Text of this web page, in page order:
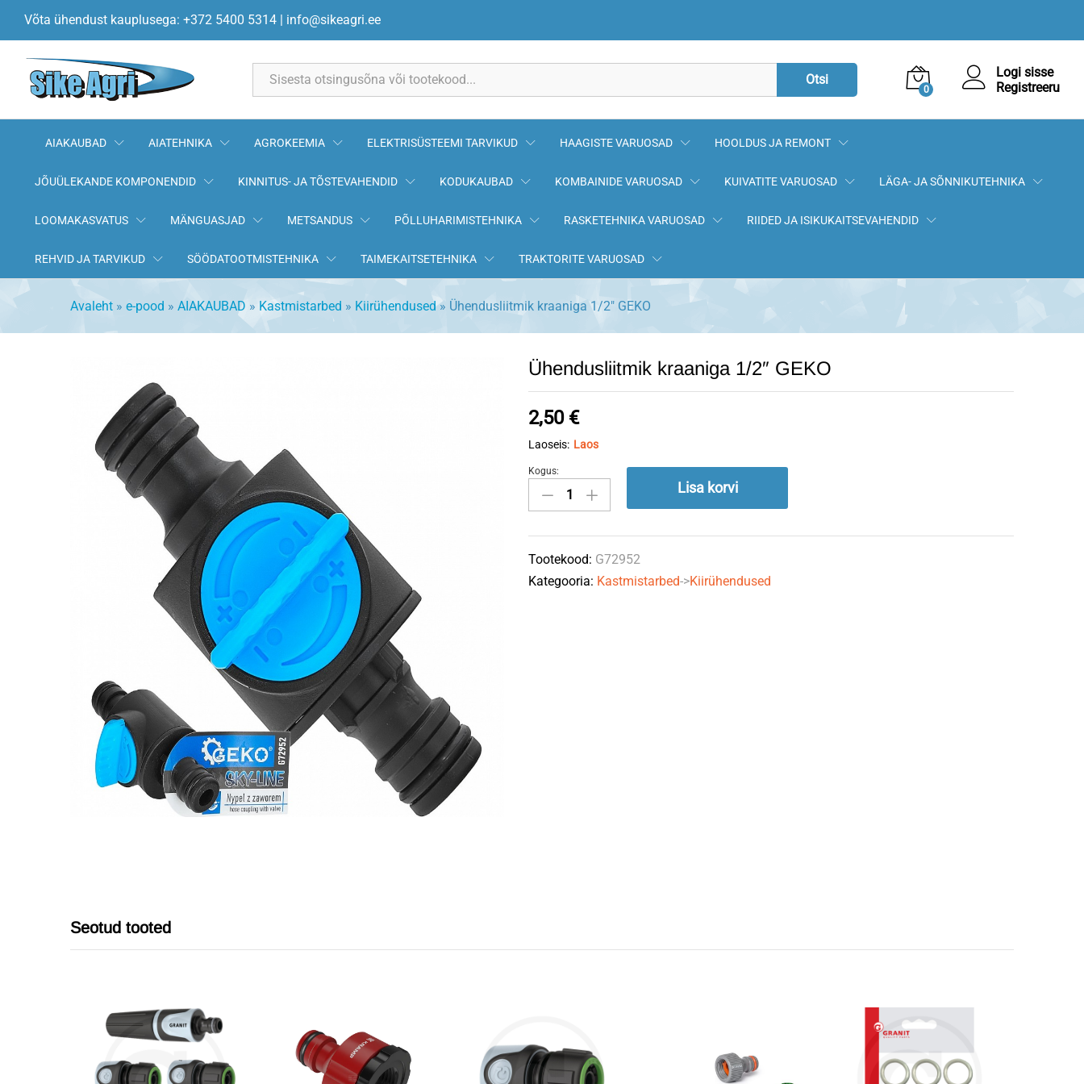
Võta ühendust kauplusega: +372 5400 5314 | info@sikeagri.ee
Otsi
0
Logi sisse
Registreeru
AIAKAUBAD AIATEHNIKA AGROKEEMIA ELEKTRISÜSTEEMI TARVIKUD HAAGISTE VARUOSAD HOOLDUS JA REMONT
JÕUÜLEKANDE KOMPONENDID KINNITUS- JA TÕSTEVAHENDID KODUKAUBAD KOMBAINIDE VARUOSAD KUIVATITE VARUOSAD LÄGA- JA SÕNNIKUTEHNIKA
LOOMAKASVATUS MÄNGUASJAD METSANDUS PÕLLUHARIMISTEHNIKA RASKETEHNIKA VARUOSAD RIIDED JA ISIKUKAITSEVAHENDID
REHVID JA TARVIKUD SÖÖDATOOTMISTEHNIKA TAIMEKAITSETEHNIKA TRAKTORITE VARUOSAD
Avaleht » e-pood » AIAKAUBAD » Kastmistarbed » Kiirühendused» Ühendusliitmik kraaniga 1/2″ GEKO
Ühendusliitmik kraaniga 1/2″ GEKO
2,50 €
Laoseis: Laos
Ühendusliitmik
kraaniga
GEKO
quantity
Kogus:
Lisa korvi
Tootekood: G72952
Kategooria: Kastmistarbed->Kiirühendused
Seotud tooted
Ühendusliitmik kraaniga 1/2" GEKO